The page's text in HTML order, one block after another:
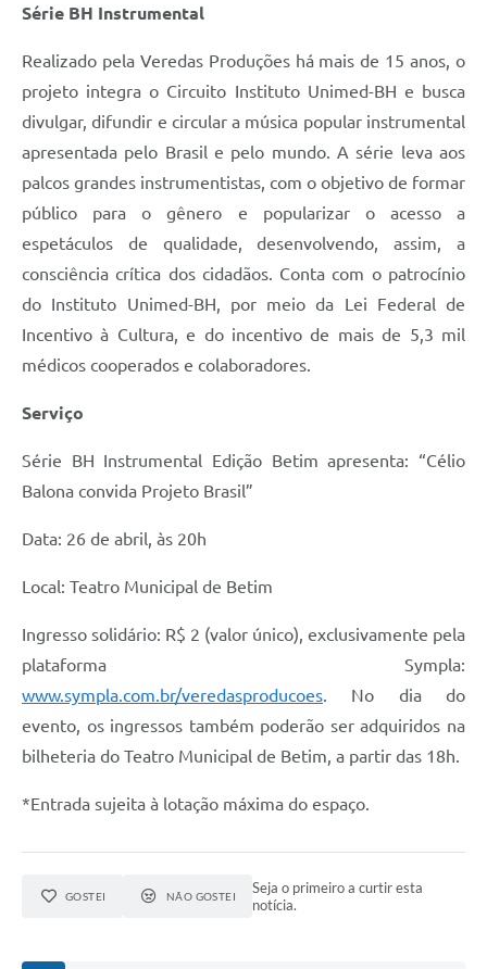
Série BH Instrumental
Realizado pela Veredas Produções há mais de 15 anos, o
projeto integra o Circuito Instituto Unimed-BH e busca
divulgar, difundir e circular a música popular instrumental
apresentada pelo Brasil e pelo mundo. A série leva aos
palcos grandes instrumentistas, com o objetivo de formar
público para o gênero e popularizar o acesso a
espetáculos de qualidade, desenvolvendo, assim, a
consciência crítica dos cidadãos. Conta com o patrocínio
do Instituto Unimed-BH, por meio da Lei Federal de
Incentivo à Cultura, e do incentivo de mais de 5,3 mil
médicos cooperados e colaboradores.
Serviço
Série BH Instrumental Edição Betim apresenta: “Célio
Balona convida Projeto Brasil”
Data: 26 de abril, às 20h
Local: Teatro Municipal de Betim
Ingresso solidário: R$ 2 (valor único), exclusivamente pela
plataforma Sympla:
www.sympla.com.br/veredasproducoes. No dia do
evento, os ingressos também poderão ser adquiridos na
bilheteria do Teatro Municipal de Betim, a partir das 18h.
*Entrada sujeita à lotação máxima do espaço.
GOSTEI NÃO GOSTEI
Seja o primeiro a curtir esta
notícia.